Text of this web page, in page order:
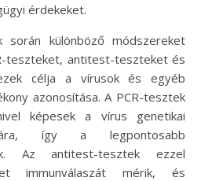
érdekeket.
során különböző módszereket
teszteket, antitest-teszteket és
célja a vírusok és egyéb
azonosítása. A PCR-tesztek
képesek a vírus genetikai
így a legpontosabb
Az antitest-tesztek ezzel
immunválaszát mérik, és